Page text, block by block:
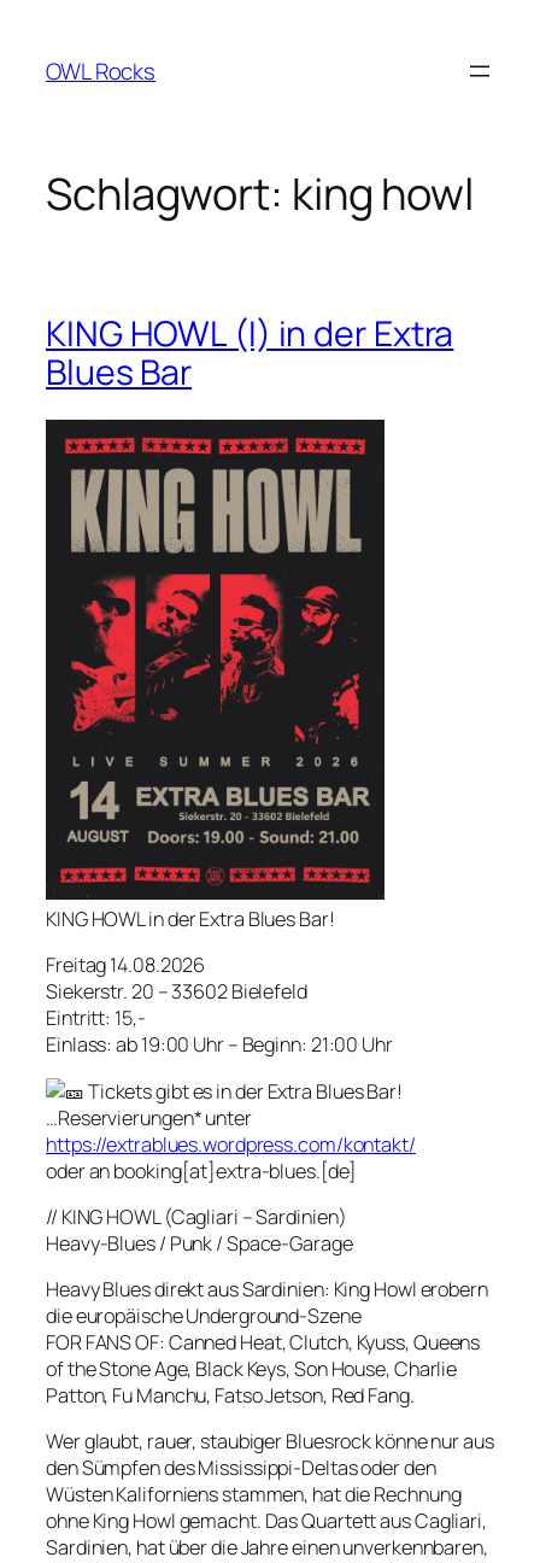
springen
OWL Rocks
Schlagwort: king howl
KING HOWL (I) in der Extra
Blues Bar
KING HOWL in der Extra Blues Bar!
Freitag 14.08.2026
Siekerstr. 20 – 33602 Bielefeld
Eintritt: 15,-
Einlass: ab 19:00 Uhr – Beginn: 21:00 Uhr
Tickets gibt es in der Extra Blues Bar!
…Reservierungen* unter
https://extrablues.wordpress.com/kontakt/
oder an booking[at]extra-blues.[de]
// KING HOWL (Cagliari – Sardinien)
Heavy-Blues / Punk / Space-Garage
Heavy Blues direkt aus Sardinien: King Howl erobern
die europäische Underground-Szene
FOR FANS OF: Canned Heat, Clutch, Kyuss, Queens
of the Stone Age, Black Keys, Son House, Charlie
Patton, Fu Manchu, Fatso Jetson, Red Fang.
Wer glaubt, rauer, staubiger Bluesrock könne nur aus
den Sümpfen des Mississippi-Deltas oder den
Wüsten Kaliforniens stammen, hat die Rechnung
ohne King Howl gemacht. Das Quartett aus Cagliari,
Sardinien, hat über die Jahre einen unverkennbaren,